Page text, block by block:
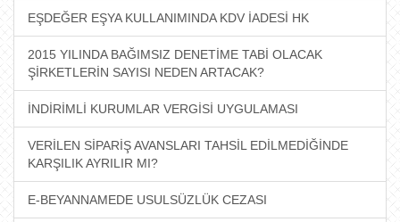
EŞDEĞER EŞYA KULLANIMINDA KDV İADESİ HK​
2015 YILINDA BAĞIMSIZ DENETİME TABİ OLACAK
ŞİRKETLERİN SAYISI NEDEN ARTACAK?
İNDİRİMLİ KURUMLAR VERGİSİ UYGULAMASI
VERİLEN SİPARİŞ AVANSLARI TAHSİL EDİLMEDİĞİNDE
KARŞILIK AYRILIR MI?
E-BEYANNAMEDE USULSÜZLÜK CEZASI